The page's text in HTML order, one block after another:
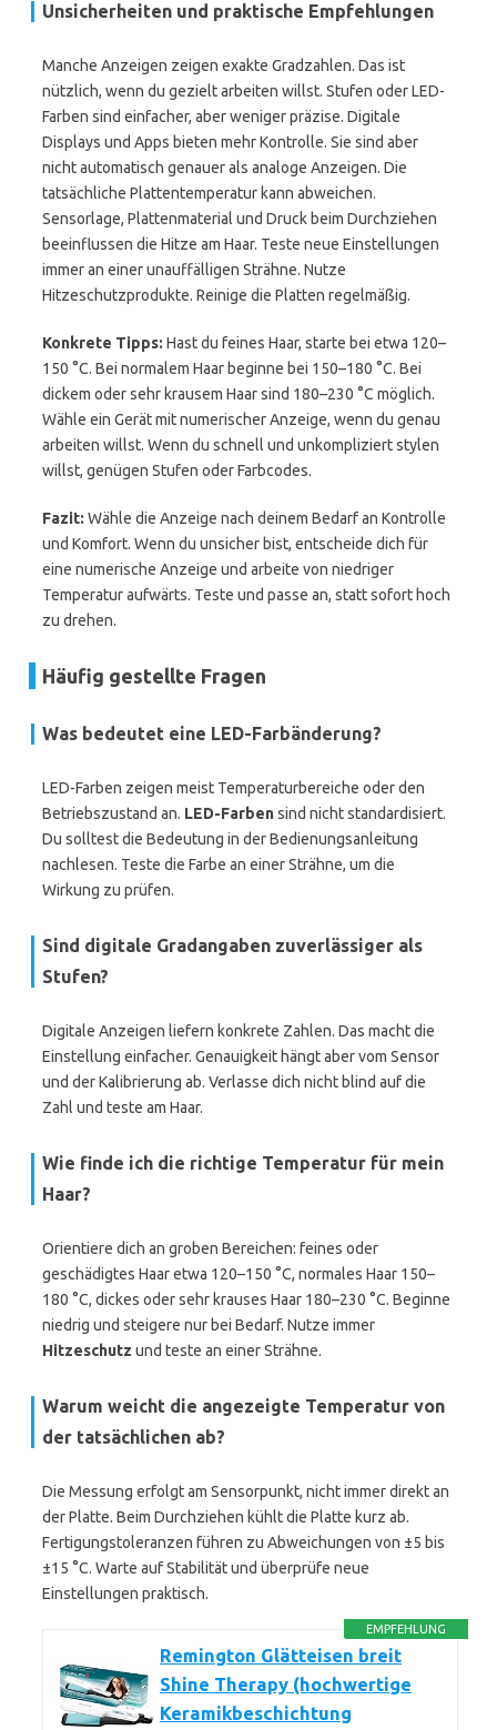
Unsicherheiten und praktische Empfehlungen
Manche Anzeigen zeigen exakte Gradzahlen. Das ist
nützlich, wenn du gezielt arbeiten willst. Stufen oder LED-
Farben sind einfacher, aber weniger präzise. Digitale
Displays und Apps bieten mehr Kontrolle. Sie sind aber
nicht automatisch genauer als analoge Anzeigen. Die
tatsächliche Plattentemperatur kann abweichen.
Sensorlage, Plattenmaterial und Druck beim Durchziehen
beeinflussen die Hitze am Haar. Teste neue Einstellungen
immer an einer unauffälligen Strähne. Nutze
Hitzeschutzprodukte. Reinige die Platten regelmäßig.
Konkrete Tipps: Hast du feines Haar, starte bei etwa 120–
150 °C. Bei normalem Haar beginne bei 150–180 °C. Bei
dickem oder sehr krausem Haar sind 180–230 °C möglich.
Wähle ein Gerät mit numerischer Anzeige, wenn du genau
arbeiten willst. Wenn du schnell und unkompliziert stylen
willst, genügen Stufen oder Farbcodes.
Fazit: Wähle die Anzeige nach deinem Bedarf an Kontrolle
und Komfort. Wenn du unsicher bist, entscheide dich für
eine numerische Anzeige und arbeite von niedriger
Temperatur aufwärts. Teste und passe an, statt sofort hoch
zu drehen.
Häufig gestellte Fragen
Was bedeutet eine LED-Farbänderung?
LED-Farben zeigen meist Temperaturbereiche oder den
Betriebszustand an. LED-Farbensind nicht standardisiert.
Du solltest die Bedeutung in der Bedienungsanleitung
nachlesen. Teste die Farbe an einer Strähne, um die
Wirkung zu prüfen.
Sind digitale Gradangaben zuverlässiger als
Stufen?
Digitale Anzeigen liefern konkrete Zahlen. Das macht die
Einstellung einfacher. Genauigkeit hängt aber vom Sensor
und der Kalibrierung ab. Verlasse dich nicht blind auf die
Zahl und teste am Haar.
Wie finde ich die richtige Temperatur für mein
Haar?
Orientiere dich an groben Bereichen: feines oder
geschädigtes Haar etwa 120–150 °C, normales Haar 150–
180 °C, dickes oder sehr krauses Haar 180–230 °C. Beginne
niedrig und steigere nur bei Bedarf. Nutze immer
Hitzeschutz und teste an einer Strähne.
Warum weicht die angezeigte Temperatur von
der tatsächlichen ab?
Die Messung erfolgt am Sensorpunkt, nicht immer direkt an
der Platte. Beim Durchziehen kühlt die Platte kurz ab.
Fertigungstoleranzen führen zu Abweichungen von ±5 bis
±15 °C. Warte auf Stabilität und überprüfe neue
Einstellungen praktisch.
EMPFEHLUNG
Remington Glätteisen breit
Shine Therapy (hochwertige
Keramikbeschichtung